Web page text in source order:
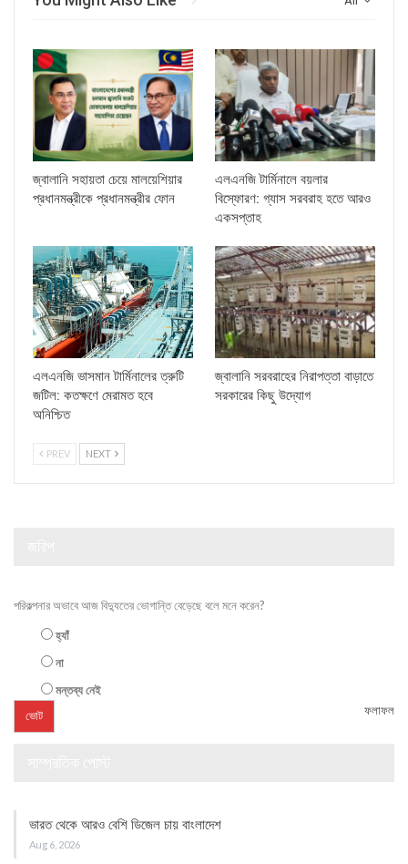
জ্বালানি সহায়তা চেয়ে মালয়েশিয়ার
প্রধানমন্ত্রীকে প্রধানমন্ত্রীর ফোন
এলএনজি টার্মিনালে বয়লার
বিস্ফোরণ: গ্যাস সরবরাহ হতে আরও
একসপ্তাহ
এলএনজি ভাসমান টার্মিনালের ত্রুটি
জটিল: কতক্ষণে মেরামত হবে
অনিশ্চিত
জ্বালানি সরবরাহের নিরাপত্তা বাড়াতে
সরকারের কিছু উদ্যোগ
PREV NEXT
পরিকল্পনার অভাবে আজ বিদ্যুতের ভোগান্তি বেড়েছে বলে মনে করেন?
হ্যাঁ
না
মন্তব্য নেই
ফলাফল
ভারত থেকে আরও বেশি ডিজেল চায় বাংলাদেশ
Aug 6, 2026